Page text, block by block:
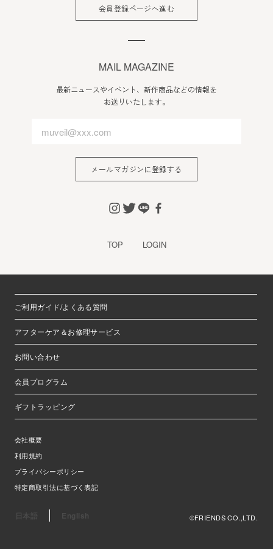
会員登録ページへ進む
MAIL MAGAZINE
最新ニュースやイベント、新作商品などの情報を
お送りいたします。
メールマガジンに登録する
TOP LOGIN
ご利用ガイド/よくある質問
アフターケア＆お修理サービス
お問い合わせ
会員プログラム
ギフトラッピング
会社概要
利用規約
プライバシーポリシー
特定商取引法に基づく表記
日本語 English ©FRIENDS CO.,LTD.